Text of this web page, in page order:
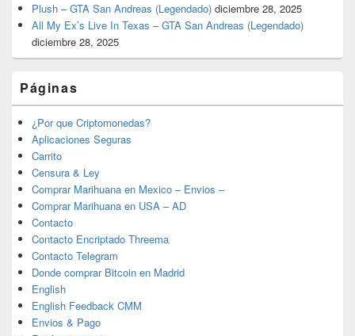
Plush – GTA San Andreas (Legendado) diciembre 28, 2025
All My Ex’s Live In Texas – GTA San Andreas (Legendado)
diciembre 28, 2025
Páginas
¿Por que Criptomonedas?
Aplicaciones Seguras
Carrito
Censura & Ley
Comprar Marihuana en Mexico – Envios –
Comprar Marihuana en USA – AD
Contacto
Contacto Encriptado Threema
Contacto Telegram
Donde comprar Bitcoin en Madrid
English
English Feedback CMM
Envios & Pago